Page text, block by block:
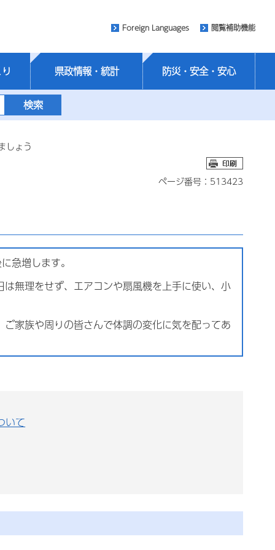
Foreign Languages 閲覧補助機能
県政情報・統計 防災・安全・安心
しょう
ページ番号：513423
急増します。
無理をせず、エアコンや扇風機を上手に使い、小
家族や周りの皆さんで体調の変化に気を配ってあ
いて